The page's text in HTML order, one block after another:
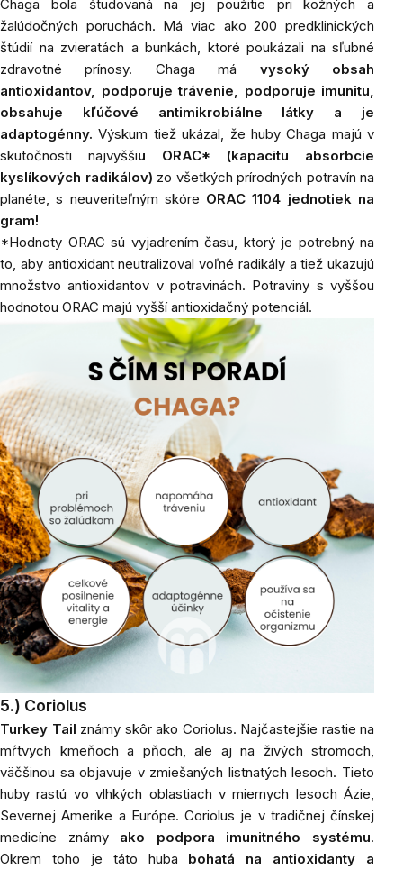
Chaga bola študovaná na jej použitie pri kožných a
žalúdočných poruchách. Má viac ako 200 predklinických
štúdií na zvieratách a bunkách, ktoré poukázali na sľubné
zdravotné prínosy. Chaga má vysoký obsah
antioxidantov, podporuje trávenie, podporuje imunitu,
obsahuje kľúčové antimikrobiálne látky a je
adaptogénny. Výskum tiež ukázal, že huby Chaga majú v
skutočnosti najvyššiu ORAC* (kapacitu absorbcie
kyslíkových radikálov) zo všetkých prírodných potravín na
planéte, s neuveriteľným skóre ORAC 1104 jednotiek na
gram!
*Hodnoty ORAC sú vyjadrením času, ktorý je potrebný na
to, aby antioxidant neutralizoval voľné radikály a tiež ukazujú
množstvo antioxidantov v potravinách. Potraviny s vyššou
hodnotou ORAC majú vyšší antioxidačný potenciál.
5.) Coriolus
Turkey Tail známy skôr ako Coriolus. Najčastejšie rastie na
mŕtvych kmeňoch a pňoch, ale aj na živých stromoch,
väčšinou sa objavuje v zmiešaných listnatých lesoch. Tieto
huby rastú vo vlhkých oblastiach v miernych lesoch Ázie,
Severnej Amerike a Európe. Coriolus je v tradičnej čínskej
medicíne známyako podpora imunitného systému.
Okrem toho je táto huba bohatá na antioxidanty a